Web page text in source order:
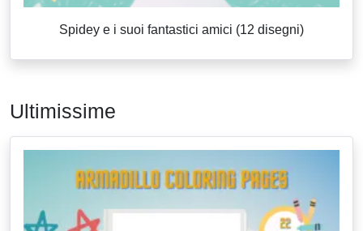
Spidey e i suoi fantastici amici (12 disegni)
Ultimissime